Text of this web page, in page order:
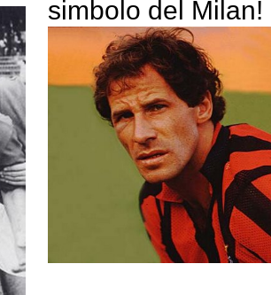
simbolo del Milan!